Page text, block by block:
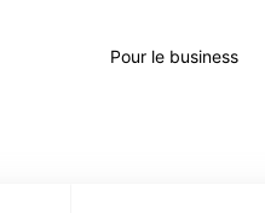
Pour le business